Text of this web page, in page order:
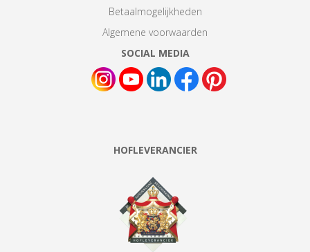
Betaalmogelijkheden
Algemene voorwaarden
SOCIAL MEDIA
HOFLEVERANCIER